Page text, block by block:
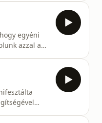
egyéni
azzal a